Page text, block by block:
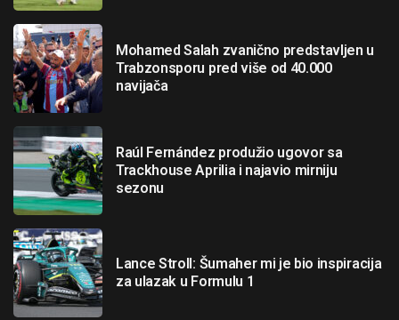
Mohamed Salah zvanično predstavljen u
Trabzonsporu pred više od 40.000
navijača
Raúl Fernández produžio ugovor sa
Trackhouse Aprilia i najavio mirniju
sezonu
Lance Stroll: Šumaher mi je bio inspiracija
za ulazak u Formulu 1